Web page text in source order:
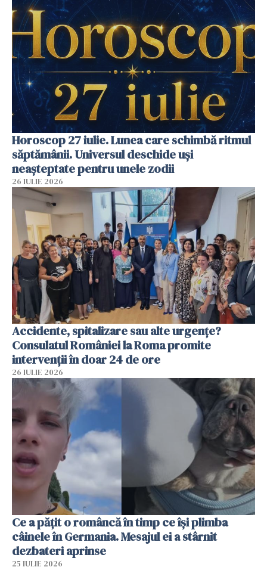
Horoscop 27 iulie. Lunea care schimbă ritmul
săptămânii. Universul deschide uși
neașteptate pentru unele zodii
26 IULIE 2026
Accidente, spitalizare sau alte urgențe?
Consulatul României la Roma promite
intervenții în doar 24 de ore
26 IULIE 2026
Ce a pățit o româncă în timp ce își plimba
câinele în Germania. Mesajul ei a stârnit
dezbateri aprinse
25 IULIE 2026